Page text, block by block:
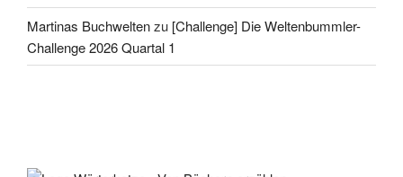
Martinas Buchweltenzu [Challenge] Die Weltenbummler-
Challenge 2026 Quartal 1